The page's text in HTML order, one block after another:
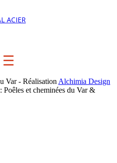
ACIER
☰
Var - Réalisation Alchimia Design
Poêles et cheminées du Var &